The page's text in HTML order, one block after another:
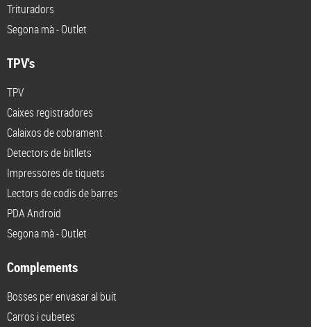
Trituradors
Segona mà - Outlet
TPV's
TPV
Caixes registradores
Calaixos de cobrament
Detectors de bitllets
Impressores de tiquets
Lectors de codis de barres
PDA Android
Segona mà - Outlet
Complements
Bosses per envasar al buit
Carros i cubetes